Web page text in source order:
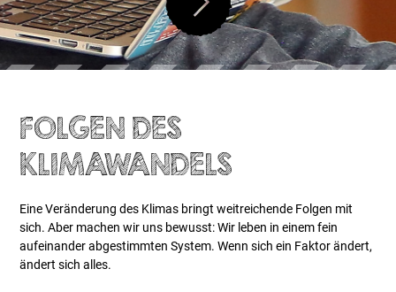
FOLGEN DES
KLIMAWANDELS
Eine Veränderung des Klimas bringt weitreichende Folgen mit
sich. Aber machen wir uns bewusst: Wir leben in einem fein
aufeinander abgestimmten System. Wenn sich ein Faktor ändert,
ändert sich alles.